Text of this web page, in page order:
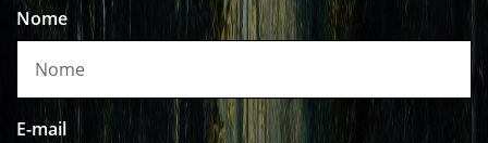
Nome
E-mail